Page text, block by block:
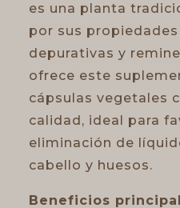
es una planta
por sus
depurativas y
ofrece este
cápsulas vegetales
calidad, ideal para
eliminación de
cabello y huesos.
Beneficios